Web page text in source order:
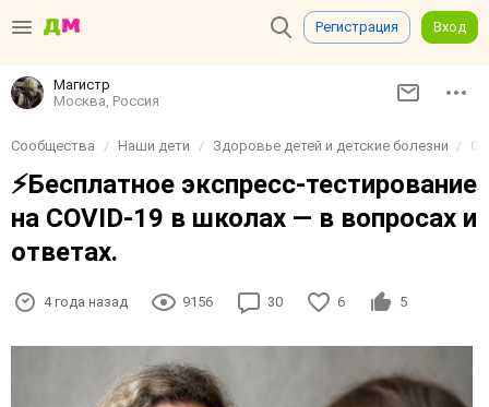
Регистрация Вход
Магистр
Москва, Россия
Сообщества Наши дети Здоровье детей и детские болезни О
⚡️Бесплатное экспресс-тестирование
на COVID-19 в школах — в вопросах и
ответах.
4 года назад 9156 30 6 5